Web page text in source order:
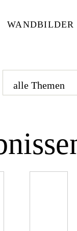
WANDBILDER